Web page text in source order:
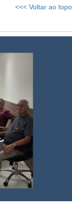
<<< Voltar ao topo